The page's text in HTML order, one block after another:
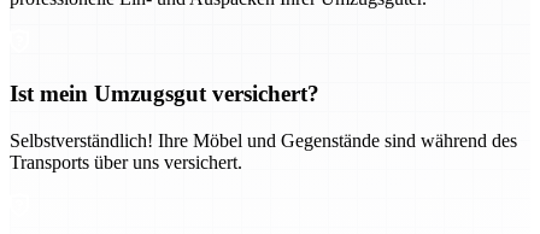
Ist mein Umzugsgut versichert?
Selbstverständlich! Ihre Möbel und Gegenstände sind während des
Transports über uns versichert.